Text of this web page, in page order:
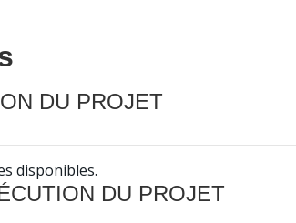
DU PROJET
disponibles.
DU PROJET